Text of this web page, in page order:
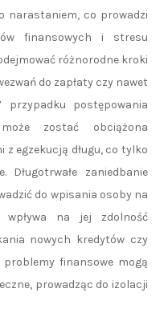
narastaniem, co prowadzi
finansowych i stresu
różnorodne kroki
do zapłaty czy nawet
postępowania
zostać obciążona
egzekucją długu, co tylko
Długotrwałe zaniedbanie
do wpisania osoby na
wpływa na jej zdolność
nowych kredytów czy
problemy finansowe mogą
prowadząc do izolacji